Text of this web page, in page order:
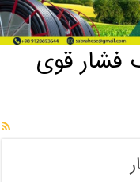
فشار قوی